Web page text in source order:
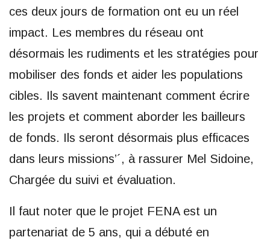
ces deux jours de formation ont eu un réel
impact. Les membres du réseau ont
désormais les rudiments et les stratégies pour
mobiliser des fonds et aider les populations
cibles. Ils savent maintenant comment écrire
les projets et comment aborder les bailleurs
de fonds. Ils seront désormais plus efficaces
dans leurs missions’´, à rassurer Mel Sidoine,
Chargée du suivi et évaluation.
Il faut noter que le projet FENA est un
partenariat de 5 ans, qui a débuté en